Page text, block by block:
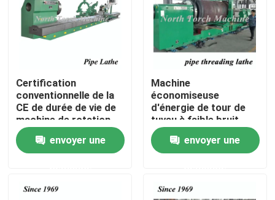
Maison
Produits
Certification
conventionnelle de la
CE de durée de vie de
machine de rotation
de tuyau longue
envoyer une
Machine
économiseuse
d'énergie de tour de
tuyau à faible bruit
pour la haute
performance de
extraction de tuyau
envoyer une